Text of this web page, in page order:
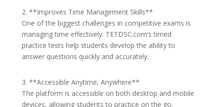
2. **Improves Time Management Skills**
One of the biggest challenges in competitive exams is
managing time effectively. TETDSC.com’s timed
practice tests help students develop the ability to
answer questions quickly and accurately.
3. **Accessible Anytime, Anywhere**
The platform is accessible on both desktop and mobile
devices, allowing students to practice on the go.